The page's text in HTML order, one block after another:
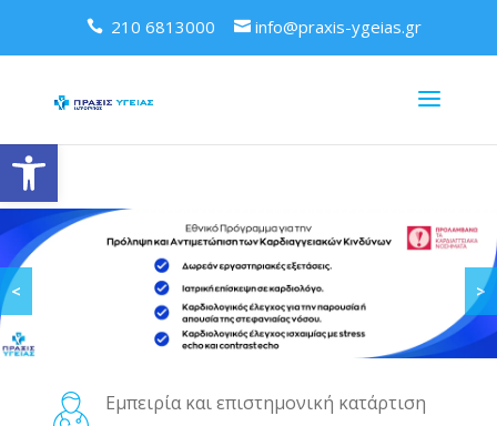
Ανοίξτε τη γραμμή εργαλείων
210 6813000 info@praxis-ygeias.gr
< >
Εμπειρία και επιστημονική κατάρτιση